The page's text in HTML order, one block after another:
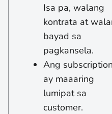
Isa pa, walang
kontrata at
bayad sa
pagkansela.
Ang
ay maaaring
lumipat sa
customer.